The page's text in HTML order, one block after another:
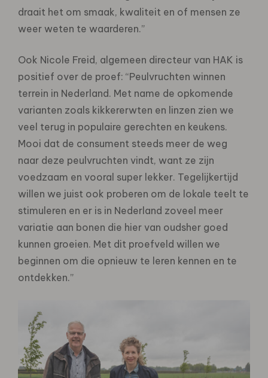
draait het om smaak, kwaliteit en of mensen ze
weer weten te waarderen.”
Ook Nicole Freid, algemeen directeur van HAK is
positief over de proef: “Peulvruchten winnen
terrein in Nederland. Met name de opkomende
varianten zoals kikkererwten en linzen zien we
veel terug in populaire gerechten en keukens.
Mooi dat de consument steeds meer de weg
naar deze peulvruchten vindt, want ze zijn
voedzaam en vooral super lekker. Tegelijkertijd
willen we juist ook proberen om de lokale teelt te
stimuleren en er is in Nederland zoveel meer
variatie aan bonen die hier van oudsher goed
kunnen groeien. Met dit proefveld willen we
beginnen om die opnieuw te leren kennen en te
ontdekken.”